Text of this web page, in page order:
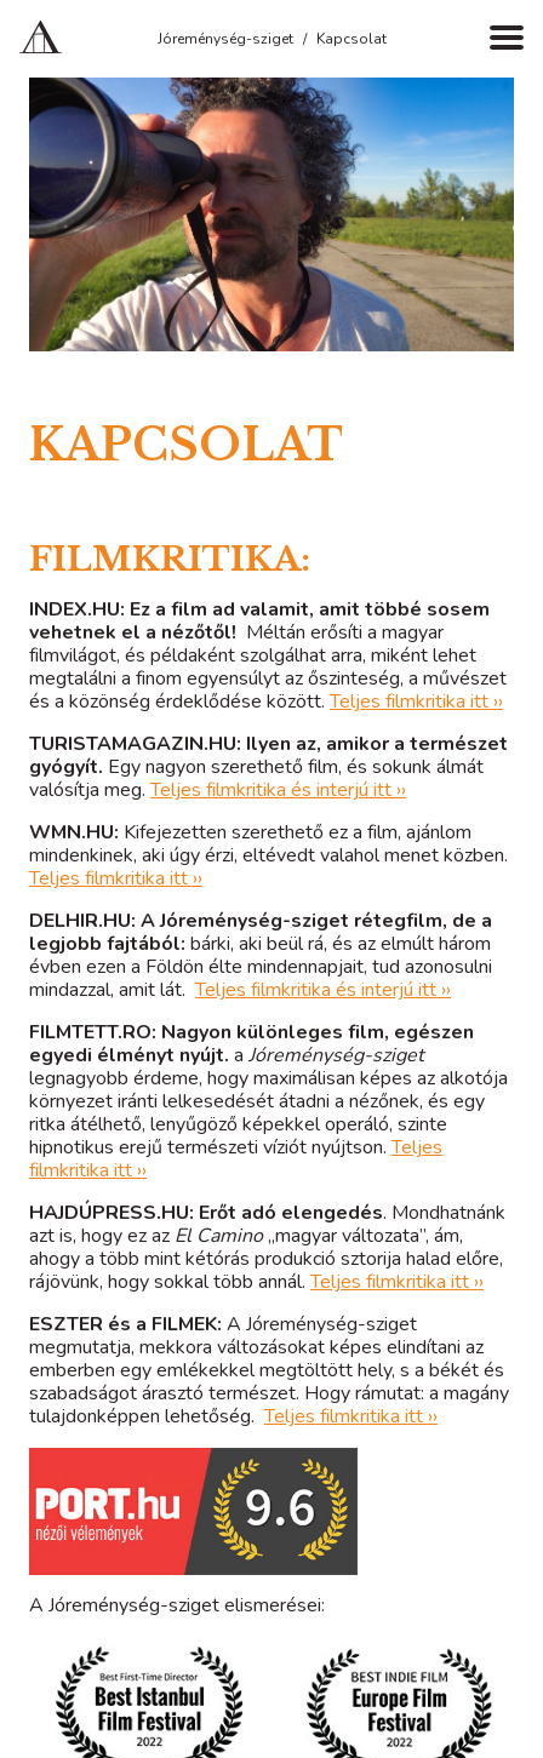
ELŐZETES
SZINOPSZIS
MOZIK
ÍGY KÉSZÜLT
A RENDEZŐRŐL
Magyar
English
Jóreménység-sziget Kapcsolat
KAPCSOLAT
FILMKRITIKA:
INDEX.HU: Ez a film ad valamit, amit többé sosem
vehetnek el a nézőtől! Méltán erősíti a magyar
filmvilágot, és példaként szolgálhat arra, miként lehet
megtalálni a finom egyensúlyt az őszinteség, a művészet
és a közönség érdeklődése között.Teljes filmkritika itt ››
TURISTAMAGAZIN.HU: Ilyen az, amikor a természet
gyógyít. Egy nagyon szerethető film, és sokunk álmát
valósítja meg.Teljes filmkritika és interjú itt ››
WMN.HU: Kifejezetten szerethető ez a film, ajánlom
mindenkinek, aki úgy érzi, eltévedt valahol menet közben.
Teljes filmkritika itt ››
DELHIR.HU: A Jóreménység-sziget rétegfilm, de a
legjobb fajtából: bárki, aki beül rá, és az elmúlt három
évben ezen a Földön élte mindennapjait, tud azonosulni
mindazzal, amit lát.Teljes filmkritika és interjú itt ››
FILMTETT.RO: Nagyon különleges film, egészen
egyedi élményt nyújt. a Jóreménység-sziget
legnagyobb érdeme, hogy maximálisan képes az alkotója
környezet iránti lelkesedését átadni a nézőnek, és egy
ritka átélhető, lenyűgöző képekkel operáló, szinte
hipnotikus erejű természeti víziót nyújtson.Teljes
filmkritika itt ››
HAJDÚPRESS.HU: Erőt adó elengedés. Mondhatnánk
azt is, hogy ez az El Camino„magyar változata”, ám,
ahogy a több mint kétórás produkció sztorija halad előre,
rájövünk, hogy sokkal több annál.Teljes filmkritika itt ››
ESZTER és a FILMEK: A Jóreménység-sziget
megmutatja, mekkora változásokat képes elindítani az
emberben egy emlékekkel megtöltött hely, s a békét és
szabadságot árasztó természet. Hogy rámutat: a magány
tulajdonképpen lehetőség.Teljes filmkritika itt ››
A Jóreménység-sziget elismerései: